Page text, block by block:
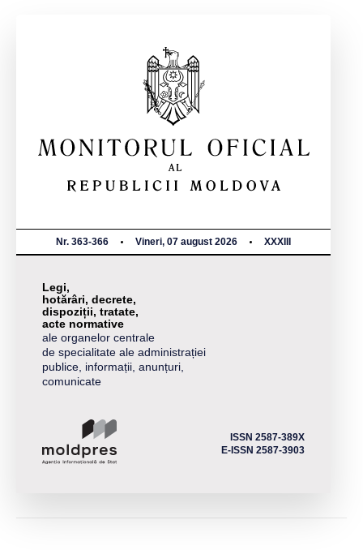
Nr. 363-366 Vineri, 07 august 2026 XXXIII
Legi,
hotărâri, decrete,
dispoziții, tratate,
acte normative
ale organelor centrale
de specialitate ale administrației
publice, informații, anunțuri,
comunicate
ISSN 2587-389X
E-ISSN 2587-3903